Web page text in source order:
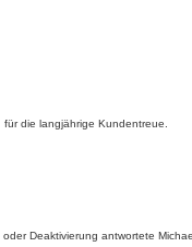
die langjährige Kundentreue.
Deaktivierung antwortete